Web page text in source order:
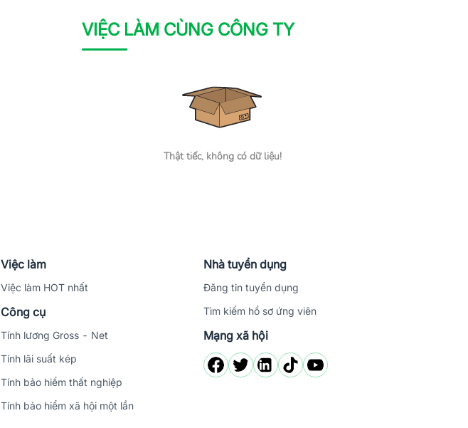
VIỆC LÀM CÙNG CÔNG TY
Thật tiếc, không có dữ liệu!
Việc làm
Việc làm HOT nhất
Công cụ
Tính lương Gross - Net
Tính lãi suất kép
Tính bảo hiểm thất nghiệp
Tính bảo hiểm xã hội một lần
Nhà tuyển dụng
Đăng tin tuyển dụng
Tìm kiếm hồ sơ ứng viên
Mạng xã hội